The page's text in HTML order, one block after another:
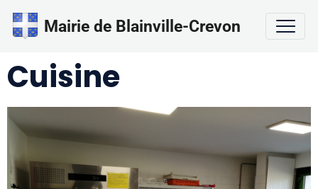
Mairie de Blainville-Crevon
Cuisine